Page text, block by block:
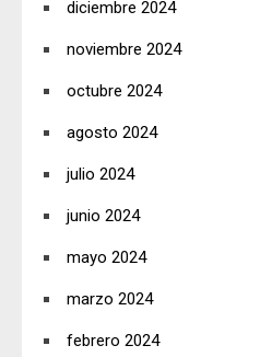
diciembre 2024
noviembre 2024
octubre 2024
agosto 2024
julio 2024
junio 2024
mayo 2024
marzo 2024
febrero 2024